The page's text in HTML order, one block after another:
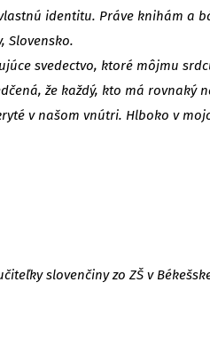
identitu. Práve knihám a
Slovensko.
svedectvo, ktoré môjmu
že každý, kto má rovnaký
v našom vnútri. Hlboko v
slovenčiny zo ZŠ v